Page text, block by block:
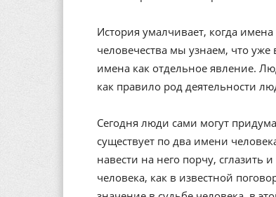
История умалчивает, когда
человечества мы узнаем, что
имена как отдельное явление.
как правило род деятельности
Сегодня люди сами могут
существует по два имени
навести на него порчу, сглазить
человека, как в известной